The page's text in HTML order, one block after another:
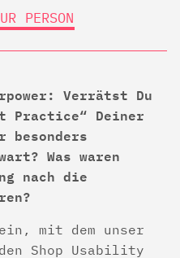
PERSON
Verrätst Du
Practice“ Deiner
besonders
Was waren
nach die
mit dem unser
Shop Usability